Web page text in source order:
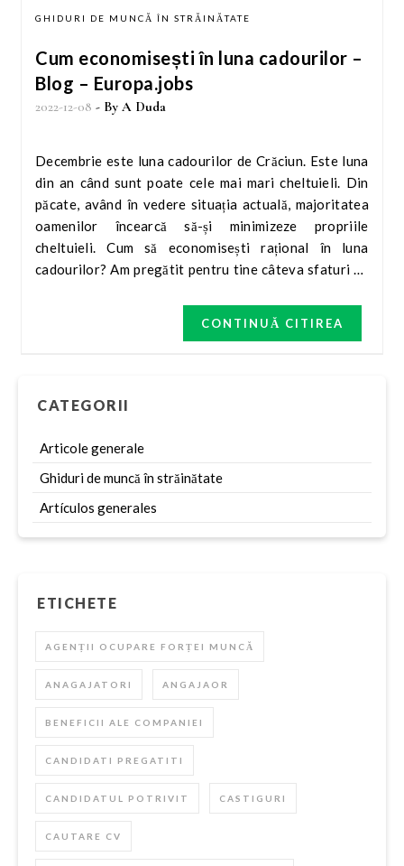
GHIDURI DE MUNCĂ ÎN STRĂINĂTATE
Cum economisești în luna cadourilor –
Blog – Europa.jobs
2022-12-08 - By A Duda
Decembrie este luna cadourilor de Crăciun. Este luna
din an când sunt poate cele mai mari cheltuieli. Din
păcate, având în vedere situația actuală, majoritatea
oamenilor încearcă să-și minimizeze propriile
cheltuieli. Cum să economisești rațional în luna
cadourilor? Am pregătit pentru tine câteva sfaturi pe
Cum să economisești în luna cadourilor? Noi, cei de
CONTINUĂ CITIREA
CATEGORII
Articole generale
Ghiduri de muncă în străinătate
Artículos generales
ETICHETE
AGENȚII OCUPARE FORȚEI MUNCĂ
ANAGAJATORI ANGAJAOR
BENEFICII ALE COMPANIEI
CANDIDATI PREGATITI
CANDIDATUL POTRIVIT CASTIGURI
CAUTARE CV